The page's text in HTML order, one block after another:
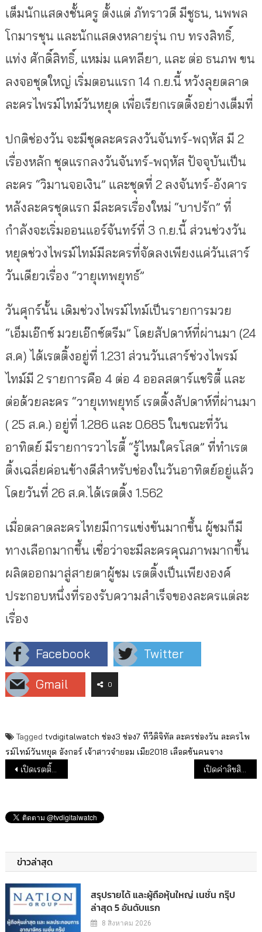
เต็มนักแสดงชั้นครู ตั้งแต่ ภัทราวดี มีชูธน, นพพล
โกมารชุน และนักแสดงหลายรุ่น กบ ทรงสิทธิ์,
แท่ง ศักดิ์สิทธิ์, แหม่ม แคทลียา, และ ต่อ ธนภพ ขน
ลงจอชุดใหญ่ เริ่มตอนแรก 14 ก.ย.นี้ หวังลุยตลาด
ละครไพรม์ไทม์วันหยุด เพื่อเรียกเรตติ้งอย่างเต็มที่
ปกติช่องวัน จะมีชุดละครลงวันจันทร์-พฤหัส มี 2
เรื่องหลัก ชุดแรกลงวันจันทร์-พฤหัส ปัจจุบันเป็น
ละคร “วิมานจอเงิน” และชุดที่ 2 ลงจันทร์-อังคาร
หลังละครชุดแรก มีละครเรื่องใหม่ “บาปรัก” ที่
กำลังจะเริ่มออนแอร์จันทร์ที่ 3 ก.ย.นี้ ส่วนช่วงวัน
หยุดช่วงไพรม์ไทม์มีละครที่จัดลงเพียงแค่วันเสาร์
วันเดียวเรื่อง “วายุเทพยุทธ์”
วันศุกร์นั้น เดิมช่วงไพรม์ไทม์เป็นรายการมวย
“เอ็มเอ๊กซ์ มวยเอ๊กซ์ตรีม” โดยสัปดาห์ที่ผ่านมา (24
ส.ค) ได้เรตติ้งอยู่ที่ 1.231 ส่วนวันเสาร์ช่วงไพรม์
ไทม์มี 2 รายการคือ 4 ต่อ 4 ออลสตาร์แชริตี้ และ
ต่อด้วยละคร “วายุเทพยุทธ์ เรตติ้งสัปดาห์ที่ผ่านมา
( 25 ส.ค.) อยู่ที่ 1.286 และ 0.685 ในขณะที่วัน
อาทิตย์ มีรายการวาไรตี้ “รู้ไหมใครโสด” ที่ทำเรต
ติ้งเฉลี่ยค่อนข้างดีสำหรับช่องในวันอาทิตย์อยู่แล้ว
โดยวันที่ 26 ส.ค.ได้เรตติ้ง 1.562
เมื่อตลาดละครไทยมีการแข่งขันมากขึ้น ผู้ชมก็มี
ทางเลือกมากขึ้น เชื่อว่าจะมีละครคุณภาพมากขึ้น
ผลิตออกมาสู่สายตาผู้ชม เรตติ้งเป็นเพียงองค์
ประกอบหนึ่งที่รองรับความสำเร็จของละครแต่ละ
เรื่อง
Facebook
Twitter
Gmail
0
Tagged tvdigitalwatch ช่อง3 ช่อง7 ทีวีดิจิทัล ละครช่องวัน ละครไพ
รม์ไทม์วันหยุด อังกอร์ เจ้าสาวจำยอม เมีย2018 เลือดข้นคนจาง
แนะแนวเรื่อง
เปิดเรตติ้งซีรี่ส์ไทย ลิขสิทธิ์เกาหลี “ My Girl 18 มงกุฎสุดที่รัก” เป้าหมายต่างประเทศ เปิดค่าลิขสิทธิ์เอเชียนเกมส์
ข่าวล่าสุด
สรุปรายได้ และผู้ถือหุ้นใหญ่ เนชั่น กรุ๊ป
ล่าสุด 5 อันดับแรก
8 สิงหาคม 2026